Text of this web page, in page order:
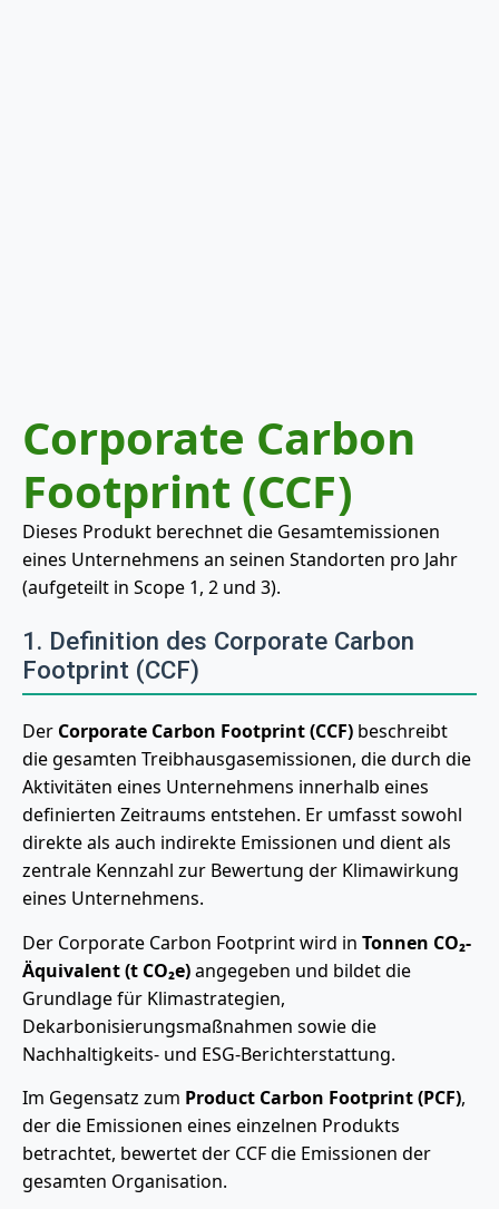
Corporate Carbon
Footprint (CCF)
Dieses Produkt berechnet die Gesamtemissionen
eines Unternehmens an seinen Standorten pro Jahr
(aufgeteilt in Scope 1, 2 und 3).
1. Definition des Corporate Carbon
Footprint (CCF)
Der Corporate Carbon Footprint (CCF) beschreibt
die gesamten Treibhausgasemissionen, die durch die
Aktivitäten eines Unternehmens innerhalb eines
definierten Zeitraums entstehen. Er umfasst sowohl
direkte als auch indirekte Emissionen und dient als
zentrale Kennzahl zur Bewertung der Klimawirkung
eines Unternehmens.
Der Corporate Carbon Footprint wird in Tonnen CO₂-
Äquivalent (t CO₂e)angegeben und bildet die
Grundlage für Klimastrategien,
Dekarbonisierungsmaßnahmen sowie die
Nachhaltigkeits- und ESG-Berichterstattung.
Im Gegensatz zum Product Carbon Footprint (PCF),
der die Emissionen eines einzelnen Produkts
betrachtet, bewertet der CCF die Emissionen der
gesamten Organisation.